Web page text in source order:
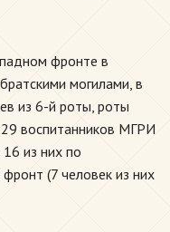
фронте в
могилами, в
из 6-й роты, роты
воспитанников МГРИ
из них по
(7 человек из них